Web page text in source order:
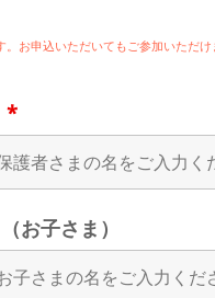
お申込いただいてもご参加いただ
*
お子さま）